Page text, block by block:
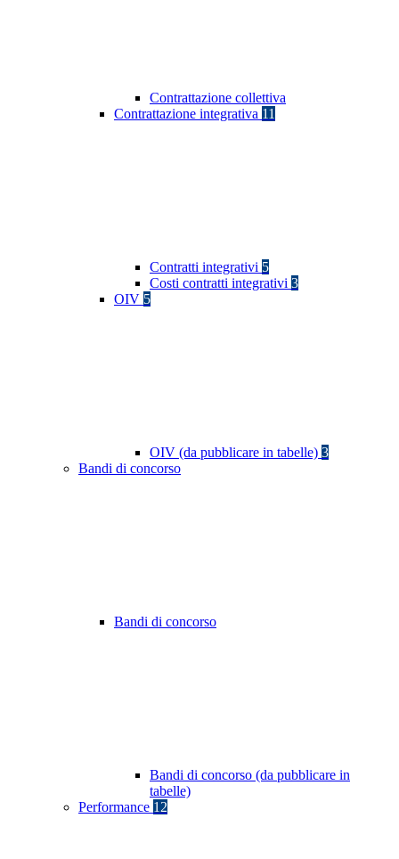
Contrattazione collettiva
Contrattazione integrativa 11
Contratti integrativi 5
Costi contratti integrativi 3
OIV 5
OIV (da pubblicare in tabelle) 3
Bandi di concorso
Bandi di concorso
Bandi di concorso (da pubblicare in
tabelle)
Performance 12